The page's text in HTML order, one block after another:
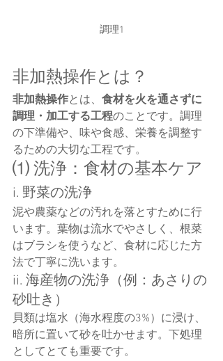
調理1
非加熱操作とは？
非加熱操作とは、 食材を火を通さずに
調理・加工する工程のことです。調理
の下準備や、味や食感、栄養を調整す
るための大切な工程です。
⑴ 洗浄：食材の基本ケア
i. 野菜の洗浄
泥や農薬などの汚れを落とすために行
います。葉物は流水でやさしく、根菜
はブラシを使うなど、食材に応じた方
法で丁寧に洗います。
ii. 海産物の洗浄（例：あさりの
砂吐き）
貝類は塩水（海水程度の3%）に浸け、
暗所に置いて砂を吐かせます。下処理
としてとても重要です。